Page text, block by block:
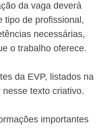
da vaga deverá
tipo de profissional,
necessárias,
o trabalho oferece.
da EVP, listados na
nesse texto criativo.
importantes